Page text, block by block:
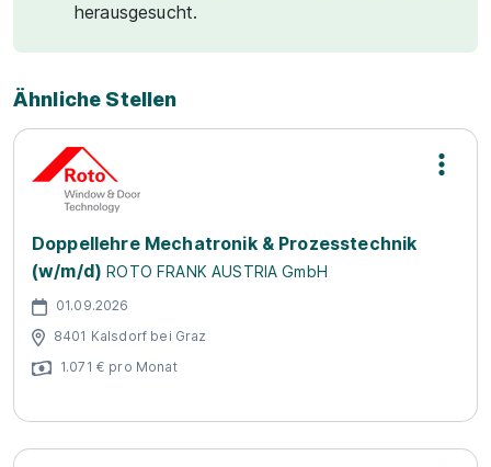
herausgesucht.
Ähnliche Stellen
Doppellehre Mechatronik & Prozesstechnik
(w/m/d) ROTO FRANK AUSTRIA GmbH
01.09.2026
8401 Kalsdorf bei Graz
1.071 € pro Monat